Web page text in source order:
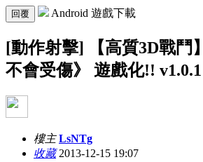
回覆 Android 遊戲下載
[動作射擊] 【高質3D戰鬥
不會受傷》 遊戲化!! v1.0.1
樓主 LsNTg
收藏2013-12-15 19:07